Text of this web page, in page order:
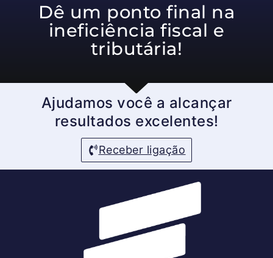
Dê um ponto final na
ineficiência fiscal e
tributária!
Ajudamos você a alcançar
resultados excelentes!
Receber ligação